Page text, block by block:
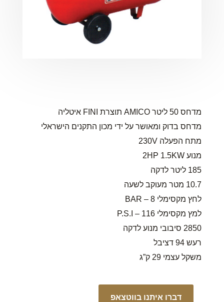
מדחס 50 ליטר AMICO תוצרת FINI איטליה
מדחס בדוק ומאושר על ידי מכון התקנים הישראלי
מתח הפעלה 230V
מנוע 2HP 1.5KW
185 ליטר לדקה
10.7 מטר מעוקב לשעה
לחץ מקסימלי 8 – BAR
למץ מקסימלי 116 – P.S.I
2850 סיבובי מנוע לדקה
רעש 94 דציבל
משקל עצמי 29 ק”ג
דברו איתנו בווטצאפ